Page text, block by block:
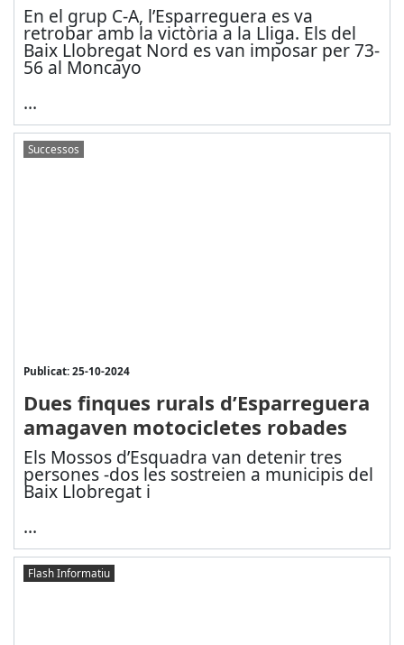
En el grup C-A, l’Esparreguera es va
retrobar amb la victòria a la Lliga. Els del
Baix Llobregat Nord es van imposar per 73-
56 al Moncayo
...
Successos
Publicat: 25-10-2024
Dues finques rurals d’Esparreguera
amagaven motocicletes robades
Els Mossos d’Esquadra van detenir tres
persones -dos les sostreien a municipis del
Baix Llobregat i
...
Flash Informatiu